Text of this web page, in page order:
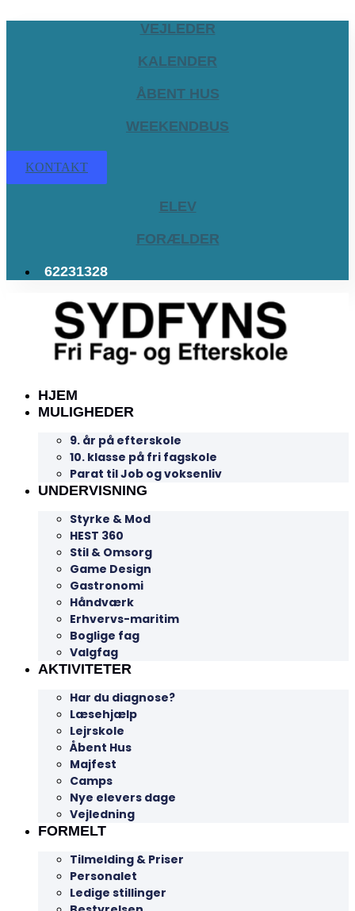
VEJLEDER
KALENDER
ÅBENT HUS
WEEKENDBUS
KONTAKT
ELEV
FORÆLDER
62231328
HJEM
MULIGHEDER
9. år på efterskole
10. klasse på fri fagskole
Parat til Job og voksenliv
UNDERVISNING
Styrke & Mod
HEST 360
Stil & Omsorg
Game Design
Gastronomi
Håndværk
Erhvervs-maritim
Boglige fag
Valgfag
AKTIVITETER
Har du diagnose?
Læsehjælp
Lejrskole
Åbent Hus
Majfest
Camps
Nye elevers dage
Vejledning
FORMELT
Tilmelding & Priser
Personalet
Ledige stillinger